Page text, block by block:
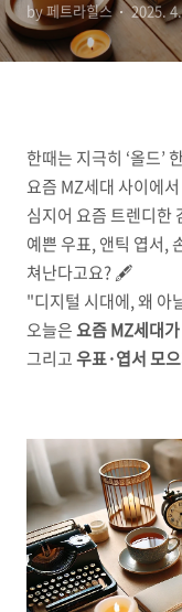
by 페트라힐스 2025.
한때는 지극히 ‘올드’
요즘 MZ세대 사이에서
심지어 요즘 트렌디한
예쁜 우표, 앤틱 엽서,
쳐난다고요? 🖋️
"디지털 시대에, 왜 아
오늘은요즘 MZ세대가
그리고우표·엽서 모